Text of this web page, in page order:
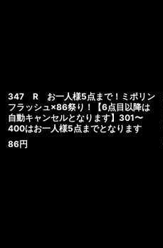
347 R お一人様5点まで！ミポリン
フラッシュ×86祭り！【6点目以降は
自動キャンセルとなります】301〜
400はお一人様5点までとなります
86円